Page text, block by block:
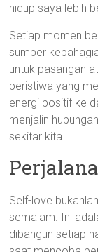
hidup saya lebih
Setiap momen
sumber
untuk pasangan
peristiwa yang
energi positif ke
menjalin
sekitar kita.
Self-love
semalam. Ini
dibangun setiap